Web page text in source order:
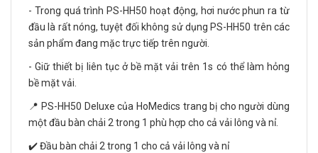
- Trong quá trình PS-HH50 hoạt động, hơi nước phun ra từ
đầu là rất nóng, tuyệt đối không sử dụng PS-HH50 trên các
sản phẩm đang mặc trực tiếp trên người.
- Giữ thiết bị liên tục ở bề mặt vải trên 1s có thể làm hỏng
bề mặt vải.
📍 PS-HH50 Deluxe của HoMedics trang bị cho người dùng
một đầu bàn chải 2 trong 1 phù hợp cho cả vải lông và nỉ.
✔️ Đầu bàn chải 2 trong 1 cho cả vải lông và nỉ